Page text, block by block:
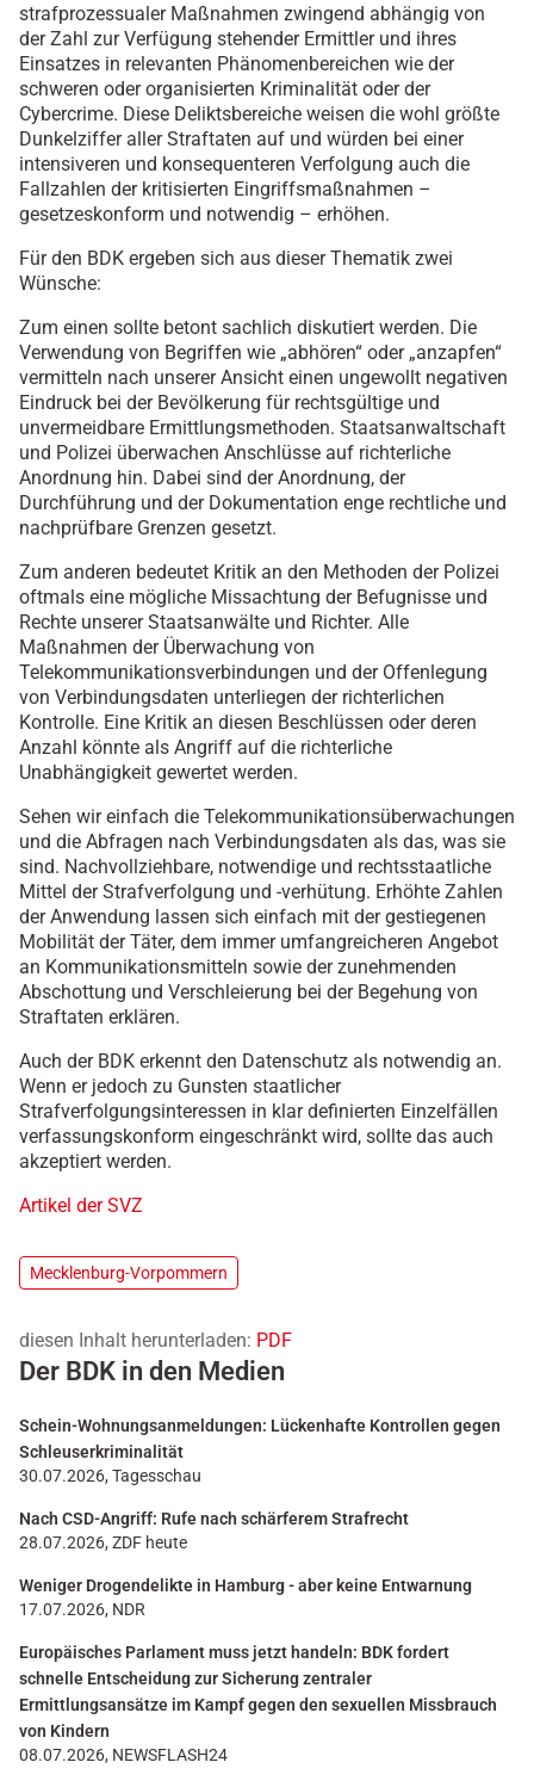
strafprozessualer Maßnahmen zwingend abhängig von
der Zahl zur Verfügung stehender Ermittler und ihres
Einsatzes in relevanten Phänomenbereichen wie der
schweren oder organisierten Kriminalität oder der
Cybercrime. Diese Deliktsbereiche weisen die wohl größte
Dunkelziffer aller Straftaten auf und würden bei einer
intensiveren und konsequenteren Verfolgung auch die
Fallzahlen der kritisierten Eingriffsmaßnahmen –
gesetzeskonform und notwendig – erhöhen.
Für den BDK ergeben sich aus dieser Thematik zwei
Wünsche:
Zum einen sollte betont sachlich diskutiert werden. Die
Verwendung von Begriffen wie „abhören“ oder „anzapfen“
vermitteln nach unserer Ansicht einen ungewollt negativen
Eindruck bei der Bevölkerung für rechtsgültige und
unvermeidbare Ermittlungsmethoden. Staatsanwaltschaft
und Polizei überwachen Anschlüsse auf richterliche
Anordnung hin. Dabei sind der Anordnung, der
Durchführung und der Dokumentation enge rechtliche und
nachprüfbare Grenzen gesetzt.
Zum anderen bedeutet Kritik an den Methoden der Polizei
oftmals eine mögliche Missachtung der Befugnisse und
Rechte unserer Staatsanwälte und Richter. Alle
Maßnahmen der Überwachung von
Telekommunikationsverbindungen und der Offenlegung
von Verbindungsdaten unterliegen der richterlichen
Kontrolle. Eine Kritik an diesen Beschlüssen oder deren
Anzahl könnte als Angriff auf die richterliche
Unabhängigkeit gewertet werden.
Sehen wir einfach die Telekommunikationsüberwachungen
und die Abfragen nach Verbindungsdaten als das, was sie
sind. Nachvollziehbare, notwendige und rechtsstaatliche
Mittel der Strafverfolgung und -verhütung. Erhöhte Zahlen
der Anwendung lassen sich einfach mit der gestiegenen
Mobilität der Täter, dem immer umfangreicheren Angebot
an Kommunikationsmitteln sowie der zunehmenden
Abschottung und Verschleierung bei der Begehung von
Straftaten erklären.
Auch der BDK erkennt den Datenschutz als notwendig an.
Wenn er jedoch zu Gunsten staatlicher
Strafverfolgungsinteressen in klar definierten Einzelfällen
verfassungskonform eingeschränkt wird, sollte das auch
akzeptiert werden.
Artikel der SVZ
Mecklenburg-Vorpommern
diesen Inhalt herunterladen: PDF
Der BDK in den Medien
Schein-Wohnungsanmeldungen: Lückenhafte Kontrollen gegen
Schleuserkriminalität
30.07.2026, Tagesschau
Nach CSD-Angriff: Rufe nach schärferem Strafrecht
28.07.2026, ZDF heute
Weniger Drogendelikte in Hamburg - aber keine Entwarnung
17.07.2026, NDR
Europäisches Parlament muss jetzt handeln: BDK fordert
schnelle Entscheidung zur Sicherung zentraler
Ermittlungsansätze im Kampf gegen den sexuellen Missbrauch
von Kindern
08.07.2026, NEWSFLASH24